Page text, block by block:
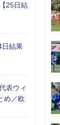
25日結
日結果
表ウィ
め／欧